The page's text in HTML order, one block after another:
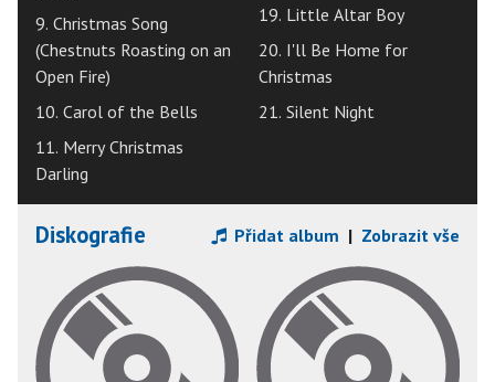
9. Christmas Song
(Chestnuts Roasting on an
Open Fire)
10. Carol of the Bells
11. Merry Christmas
Darling
19. Little Altar Boy
20. I'll Be Home for
Christmas
21. Silent Night
Diskografie Přidat album | Zobrazit vše